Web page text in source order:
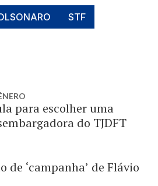
STF
para escolher uma
do TJDFT
de ‘campanha’ de Flávio